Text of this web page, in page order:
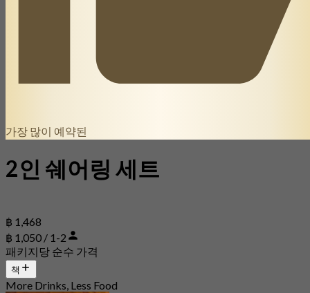
가장 많이 예약된
2인 쉐어링 세트
฿ 1,468
฿ 1,050 / 1-2
패키지당 순수 가격
책
More Drinks, Less Food